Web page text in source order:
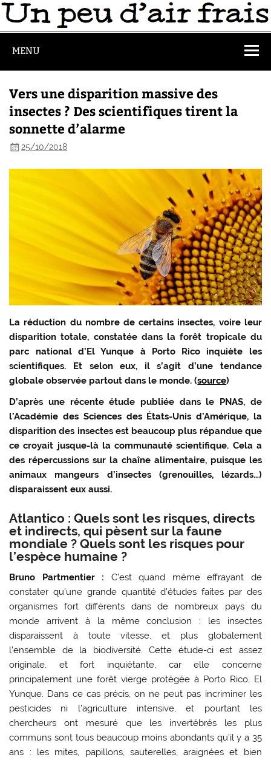
MENU
Vers une disparition massive des
insectes ? Des scientifiques tirent la
sonnette d’alarme
25/10/2018
La réduction du nombre de certains insectes, voire leur
disparition totale, constatée dans la forêt tropicale du
parc national d’El Yunque à Porto Rico inquiète les
scientifiques. Et selon eux, il s’agit d’une tendance
globale observée partout dans le monde. (source)
D’après une récente étude publiée dans le PNAS, de
l’Académie des Sciences des États-Unis d’Amérique, la
disparition des insectes est beaucoup plus répandue que
ce croyait jusque-là la communauté scientifique. Cela a
des répercussions sur la chaîne alimentaire, puisque les
animaux mangeurs d’insectes (grenouilles, lézards…)
disparaissent eux aussi.
Atlantico : Quels sont les risques, directs
et indirects, qui pèsent sur la faune
mondiale ? Quels sont les risques pour
l’espèce humaine ?
Bruno Partmentier : C’est quand même effrayant de
constater qu’une grande quantité d’études faites par des
organismes fort différents dans de nombreux pays du
monde arrivent à la même conclusion : les insectes
disparaissent à toute vitesse, et plus globalement
l’ensemble de la biodiversité. Cette étude-ci est assez
originale, et fort inquiétante, car elle concerne
principalement une forêt vierge protégée à Porto Rico, El
Yunque. Dans ce cas précis, on ne peut pas incriminer les
pesticides ni l’agriculture intensive, et pourtant les
chercheurs ont mesuré que les invertébrés les plus
communs sont tous beaucoup moins abondants qu’il y a 35
ans : les mites, papillons, sauterelles, araignées et bien